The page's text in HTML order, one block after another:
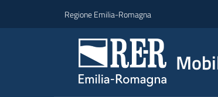
Regione Emilia-Romagna